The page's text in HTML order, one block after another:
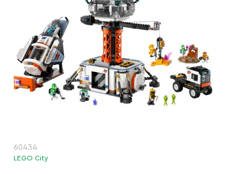
60434
LEGO City